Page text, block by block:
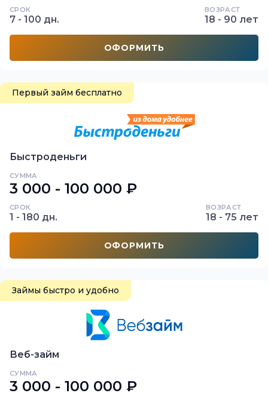
СРОК
7 - 100 дн.
ВОЗРАСТ
18 - 90 лет
ОФОРМИТЬ
Первый займ бесплатно
Быстроденьги
СУММА
3 000 - 100 000 ₽
СРОК
1 - 180 дн.
ВОЗРАСТ
18 - 75 лет
ОФОРМИТЬ
Займы быстро и удобно
Веб-займ
СУММА
3 000 - 100 000 ₽